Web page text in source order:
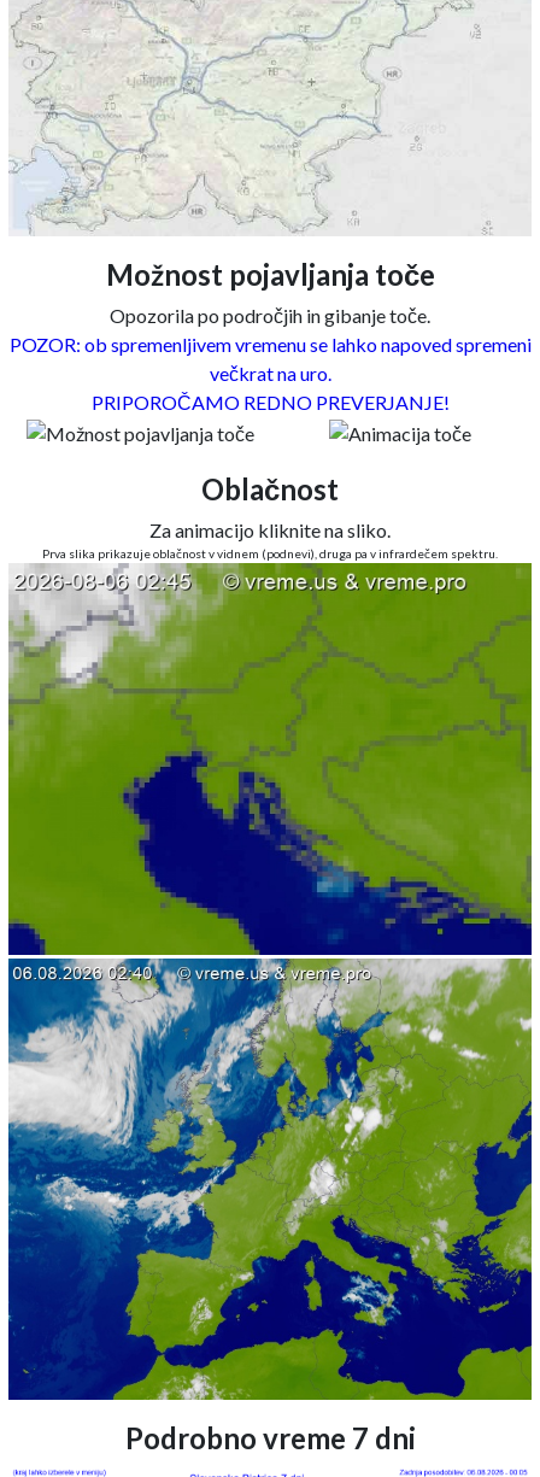
Možnost pojavljanja toče
Opozorila po področjih in gibanje toče.
POZOR: ob spremenljivem vremenu se lahko napoved spremeni
večkrat na uro.
PRIPOROČAMO REDNO PREVERJANJE!
Oblačnost
Za animacijo kliknite na sliko.
Prva slika prikazuje oblačnost v vidnem (podnevi), druga pa v infrardečem spektru.
Podrobno vreme 7 dni